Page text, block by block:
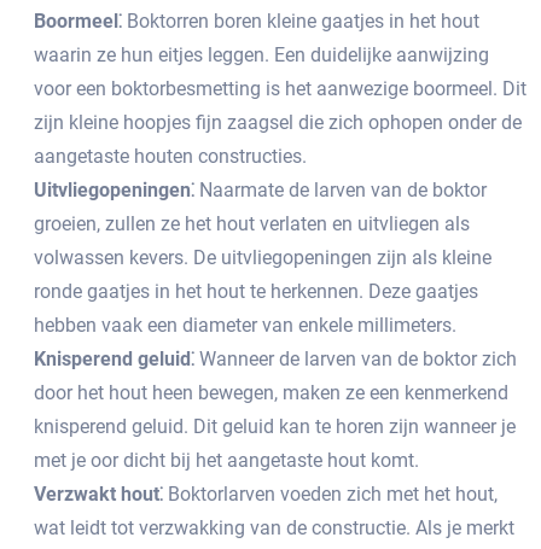
Boormeel⁚ Boktorren boren kleine gaatjes in het hout
waarin ze hun eitjes leggen.​ Een duidelijke aanwijzing
voor een boktorbesmetting is het aanwezige boormeel.​ Dit
zijn kleine hoopjes fijn zaagsel die zich ophopen onder de
aangetaste houten constructies.​
Uitvliegopeningen⁚ Naarmate de larven van de boktor
groeien, zullen ze het hout verlaten en uitvliegen als
volwassen kevers.​ De uitvliegopeningen zijn als kleine
ronde gaatjes in het hout te herkennen.​ Deze gaatjes
hebben vaak een diameter van enkele millimeters.​
Knisperend geluid⁚ Wanneer de larven van de boktor zich
door het hout heen bewegen, maken ze een kenmerkend
knisperend geluid.​ Dit geluid kan te horen zijn wanneer je
met je oor dicht bij het aangetaste hout komt.​
Verzwakt hout⁚ Boktorlarven voeden zich met het hout,
wat leidt tot verzwakking van de constructie.​ Als je merkt